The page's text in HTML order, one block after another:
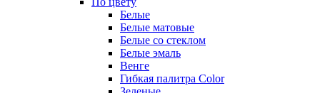
Белые
Белые матовые
Белые со стеклом
Белые эмаль
Венге
Гибкая палитра Color